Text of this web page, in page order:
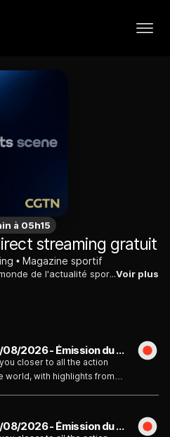
à 05h15
streaming gratuit
Magazine sportif
“Sports Scene” est un tour du monde de l'actualité sportive. Ce programme est voué à faire connaître les histoires des athlètes et des sportifs chinois, les résultats des différents matchs de ligue nationale et également les sportifs étrangers engagés dans des clubs chinois. La version africaine de “Sports Scene” produite à Nairobi se concentre sur le dynamisme et le développement fulgurant de la scène sportive sur ce continent.Voir plus
Sports Scene - 10/08/2026 - Émission du lundi 10 août
closer to all the action
world, with highlights from
Sports Scene - 10/08/2026 - Émission du lundi 10 août